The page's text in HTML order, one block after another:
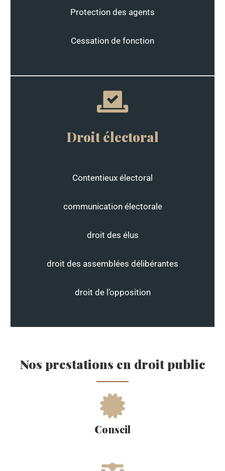
Protection des agents
Cessation de fonction
Droit électoral
Contentieux électoral
communication électorale
droit des élus
droit des assemblées délibérantes
droit de l’opposition
Nos prestations en droit public
Conseil